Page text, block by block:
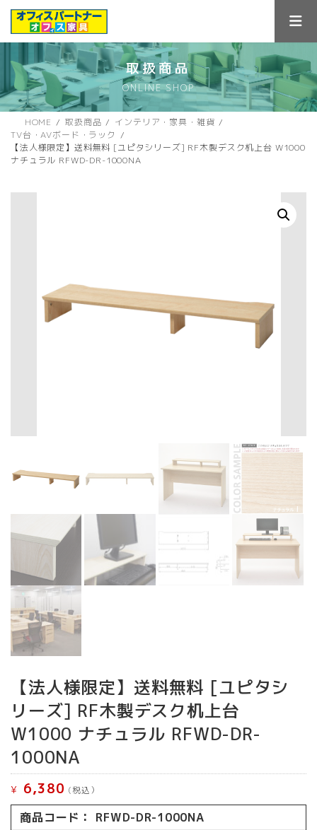
ス
キ
ン
に
取扱商品
ONLINE SHOP
HOME 取扱商品
インテリア・家具・雑貨
TV台・AVボード・ラック
【法人様限定】送料無料 [ユピタシリーズ] RF木製デスク机上台 W1000
ナチュラル RFWD-DR-1000NA
【法人様限定】送料無料 [ユピタシ
リーズ] RF木製デスク机上台
W1000 ナチュラル RFWD-DR-
1000NA
¥ 6,380 (税込）
商品コード： RFWD-DR-1000NA